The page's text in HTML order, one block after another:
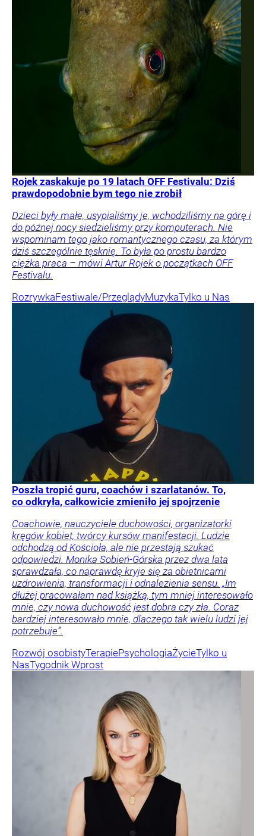
Rojek zaskakuje po 19 latach OFF Festivalu: Dziś
prawdopodobnie bym tego nie zrobił
Dzieci były małe, usypialiśmy je, wchodziliśmy na górę i
do późnej nocy siedzieliśmy przy komputerach. Nie
wspominam tego jako romantycznego czasu, za którym
dziś szczególnie tęsknię. To była po prostu bardzo
ciężka praca – mówi Artur Rojek o początkach OFF
Festivalu.
RozrywkaFestiwale/PrzeglądyMuzykaTylko u Nas
Poszła tropić guru, coachów i szarlatanów. To,
co odkryła, całkowicie zmieniło jej spojrzenie
Coachowie, nauczyciele duchowości, organizatorki
kręgów kobiet, twórcy kursów manifestacji. Ludzie
odchodzą od Kościoła, ale nie przestają szukać
odpowiedzi. Monika Sobień-Górska przez dwa lata
sprawdzała, co naprawdę kryje się za obietnicami
uzdrowienia, transformacji i odnalezienia sensu. „Im
dłużej pracowałam nad książką, tym mniej interesowało
mnie, czy nowa duchowość jest dobra czy zła. Coraz
bardziej interesowało mnie, dlaczego tak wielu ludzi jej
potrzebuje”.
Rozwój osobistyTerapiePsychologiaŻycieTylko u
NasTygodnik Wprost